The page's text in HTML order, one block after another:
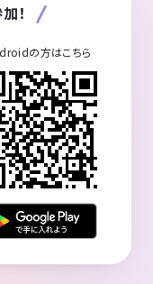
！
の方はこちら